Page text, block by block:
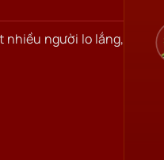
nhiều người lo lắng,